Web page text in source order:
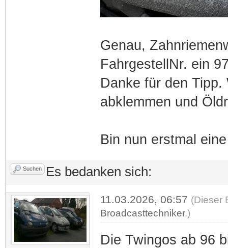
Genau,
FahrgestellNr. ein
Danke für den
abklemmen und
Bin nun erstmal
Suchen Es bedanken sich:
11.03.2026, 06:57 (Dieser
Broadcasttechniker.)
Die Twingos ab 96